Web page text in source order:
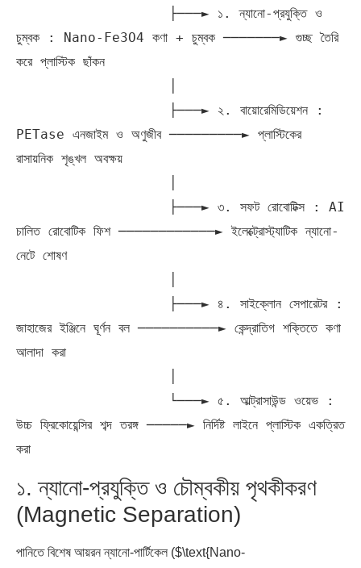
চুম্বক : Nano-Fe3O4 কণা + চুম্বক ───────► গুচ্ছ তৈরি
করে প্লাস্টিক ছাঁকন
PETase এনজাইম ও অণুজীব ─────────► প্লাস্টিকের
রাসায়নিক শৃঙ্খল অবক্ষয়
চালিত রোবোটিক ফিশ ────────────► ইলেক্ট্রোস্ট্যাটিক ন্যানো-
নেটে শোষণ
জাহাজের ইঞ্জিনে ঘূর্ণন বল ──────────► কেন্দ্রাতিগ শক্তিতে কণা
আলাদা করা
উচ্চ ফ্রিকোয়েন্সির শব্দ তরঙ্গ ─────► নির্দিষ্ট লাইনে প্লাস্টিক একত্রিত
১. ন্যানো-প্রযুক্তি ও চৌম্বকীয় পৃথকীকরণ
(Magnetic Separation)
পানিতে বিশেষ আয়রন ন্যানো-পার্টিকেল ($\text{Nano-